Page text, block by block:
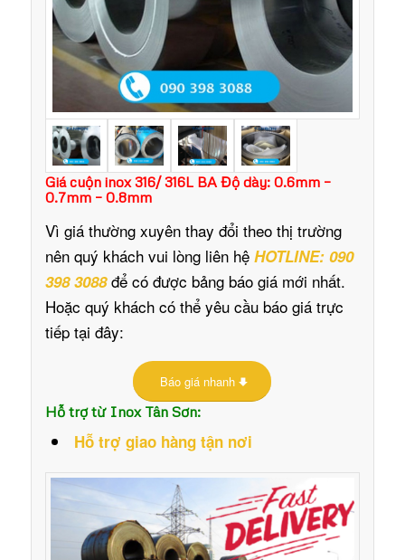
Giá cuộn inox 316/ 316L BA Độ dày: 0.6mm –
0.7mm – 0.8mm
Vì giá thường xuyên thay đổi theo thị trường
nên quý khách vui lòng liên hệ HOTLINE: 090
398 3088để có được bảng báo giá mới nhất.
Hoặc quý khách có thể yêu cầu báo giá trực
tiếp tại đây:
Báo giá nhanh
Hỗ trợ từ Inox Tân Sơn:
Hỗ trợ giao hàng tận nơi